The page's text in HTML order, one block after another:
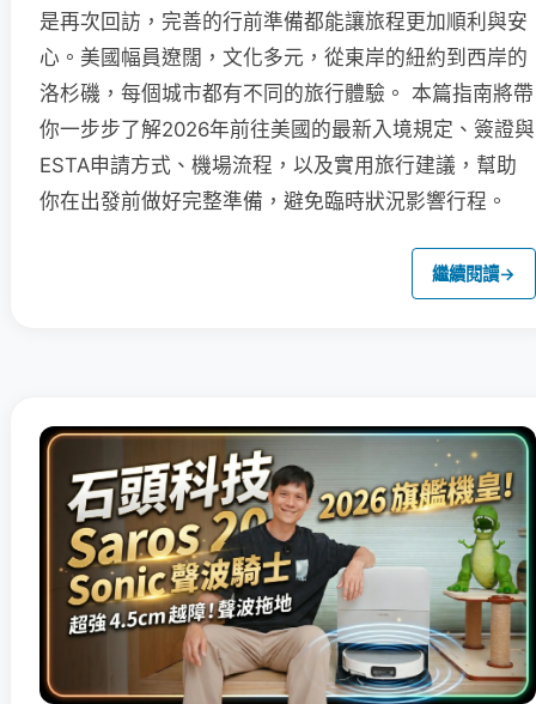
是再次回訪，完善的行前準備都能讓旅程更加順利與安
心。美國幅員遼闊，文化多元，從東岸的紐約到西岸的
洛杉磯，每個城市都有不同的旅行體驗。 本篇指南將帶
你一步步了解2026年前往美國的最新入境規定、簽證與
ESTA申請方式、機場流程，以及實用旅行建議，幫助
你在出發前做好完整準備，避免臨時狀況影響行程。
繼續閱讀→